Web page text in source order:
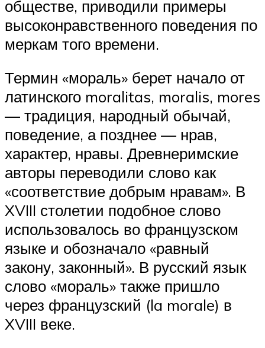
обществе, приводили примеры
высоконравственного поведения по
меркам того времени.
Термин «мораль» берет начало от
латинского moralitas, moralis, mores
— традиция, народный обычай,
поведение, а позднее — нрав,
характер, нравы. Древнеримские
авторы переводили слово как
«соответствие добрым нравам». В
XVIII столетии подобное слово
использовалось во французском
языке и обозначало «равный
закону, законный». В русский язык
слово «мораль» также пришло
через французский (la morale) в
XVIII веке.